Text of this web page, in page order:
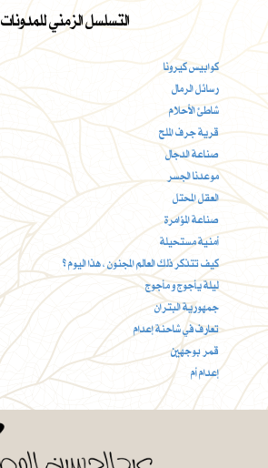
التسلسل الزمني للمدونات
كوابيس كيرونا
رسائل الرمال
شاطئ الأحلام
قرية جرف الملح
صناعة الدجال
موعدنا الجسر
العقل المحتل
صناعة المؤامرة
أمنية مستحيلة
كيف تتذكر ذلك العالم المجنون ، هذا اليوم ؟
ليلة يأجوج و مأجوج
جمهورية البتران
تعارف في شاحنة إعدام
قمر بوجهين
إعدام أم